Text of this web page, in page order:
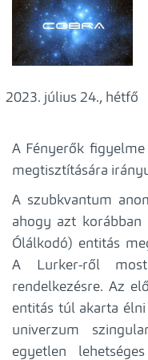
július 24., hétfő
A Fényerők
megtisztítására
A szubkvantum
ahogy azt
Ólálkodó) entitás
A Lurker-ről
rendelkezésre. Az
entitás túl akarta
univerzum
egyetlen